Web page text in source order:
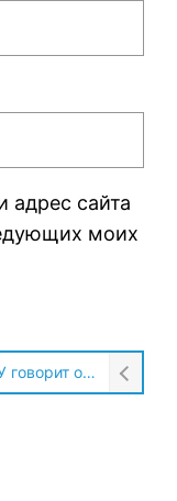
адрес сайта
моих
Солдат ВСУ говорит о том, чтобы продавали топливо для ремонта техники в Угледаре